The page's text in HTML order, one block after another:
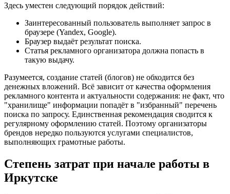
Здесь уместен следующий порядок действий:
Заинтересованный пользователь выполняет запрос в
браузере (Yandex, Google).
Браузер выдаёт результат поиска.
Статья рекламного организатора должна попасть в
такую выдачу.
Разумеется, создание статей (блогов) не обходится без
денежных вложений. Всё зависит от качества оформления
рекламного контента и актуальности содержания: не факт, что
"хранилище" информации попадёт в "избранный" перечень
поиска по запросу. Единственная рекомендация сводится к
регулярному оформлению статей. Поэтому организаторы
брендов нередко пользуются услугами специалистов,
выполняющих грамотные работы.
Степень затрат при начале работы в
Иркутске